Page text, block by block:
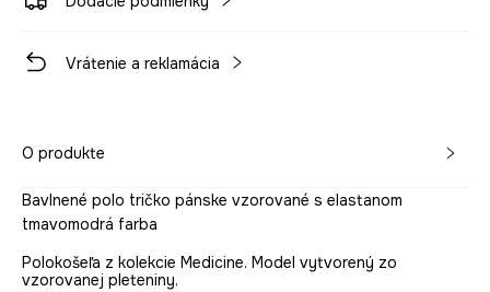
Vrátenie a reklamácia
O produkte
Bavlnené polo tričko pánske vzorované s elastanom
tmavomodrá farba
Polokošeľa z kolekcie Medicine. Model vytvorený zo
vzorovanej pleteniny.